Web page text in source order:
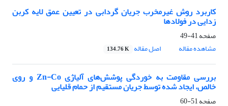
کاربرد روش غیرمخرب جریان گردابی در تعیین عمق لایه کربن
زدایی در فولادها‌
صفحه41-49
مشاهده مقاله
اصل مقاله 134.76 K
بررسی مقاومت به خوردگی پوشش‌های آلیاژی Zn-Co و روی
خالص، ایجاد شده توسط جریان مستقیم از حمام قلیایی
صفحه51-60